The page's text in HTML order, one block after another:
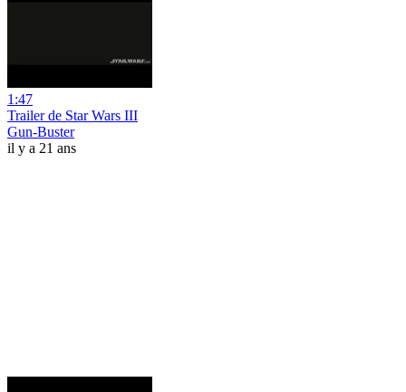
1:47
Trailer de Star Wars III
Gun-Buster
il y a 21 ans